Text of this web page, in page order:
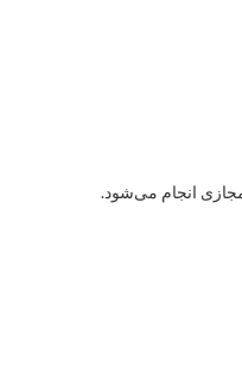
انجام می‌شود.